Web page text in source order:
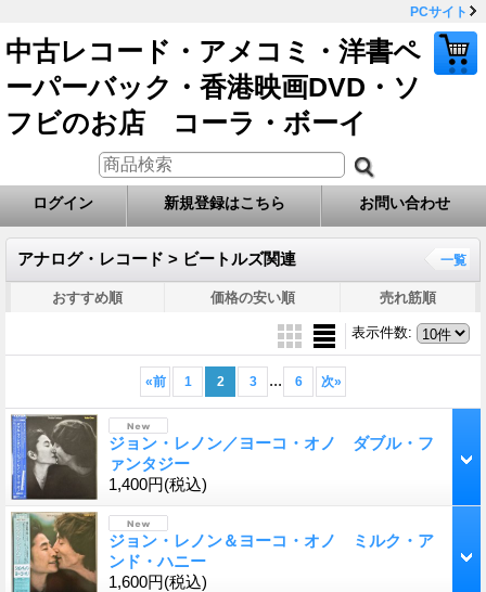
PCサイト
中古レコード・アメコミ・洋書ペ
ーパーバック・香港映画DVD・ソ
フビのお店 コーラ・ボーイ
ログイン 新規登録はこちら お問い合わせ
アナログ・レコード > ビートルズ関連 一覧
おすすめ順 価格の安い順 売れ筋順
表示件数:
«前 1 2 3 ... 6 次»
ジョン・レノン／ヨーコ・オノ ダブル・フ
ァンタジー
1,400円(税込)
ジョン・レノン＆ヨーコ・オノ ミルク・ア
ンド・ハニー
1,600円(税込)